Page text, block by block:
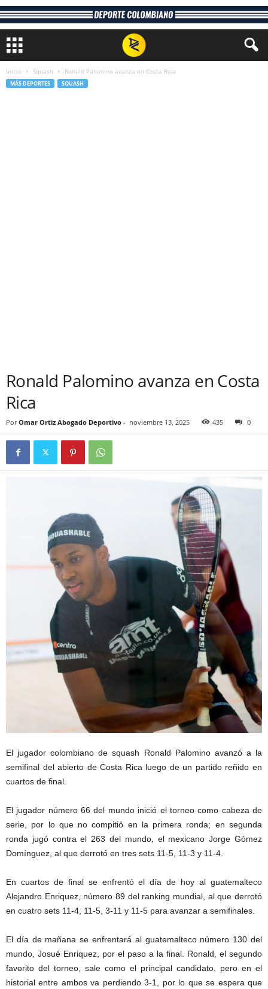
Inicio Squash Ronald Palomino avanza en Costa Rica
MÁS DEPORTES SQUASH
Ronald Palomino avanza en Costa
Rica
Por Omar Ortiz Abogado Deportivo - noviembre 13, 2025 435 0
El jugador colombiano de squash Ronald Palomino avanzó a la
semifinal del abierto de Costa Rica luego de un partido reñido en
cuartos de final.
El jugador número 66 del mundo inició el torneo como cabeza de
serie, por lo que no compitió en la primera ronda; en segunda
ronda jugó contra el 263 del mundo, el mexicano Jorge Gómez
Domínguez, al que derrotó en tres sets 11-5, 11-3 y 11-4.
En cuartos de final se enfrentó el día de hoy al guatemalteco
Alejandro Enriquez, número 89 del ranking mundial, al que derrotó
en cuatro sets 11-4, 11-5, 3-11 y 11-5 para avanzar a semifinales.
El día de mañana se enfrentará al guatemalteco número 130 del
mundo, Josué Enriquez, por el paso a la final. Ronald, el segundo
favorito del torneo, sale como el principal candidato, pero en el
historial entre ambos va perdiendo 3-1, por lo que se espera que